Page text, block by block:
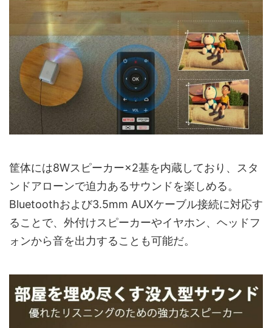
筐体には8Wスピーカー×2基を内蔵しており、スタ
ンドアローンで迫力あるサウンドを楽しめる。
Bluetoothおよび3.5mm AUXケーブル接続に対応す
ることで、外付けスピーカーやイヤホン、ヘッドフ
ォンから音を出力することも可能だ。